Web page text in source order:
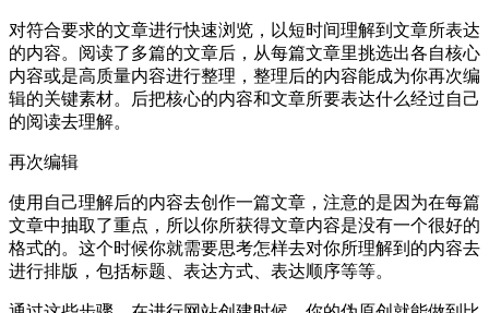
对符合要求的文章进行快速浏览，以短时间理解到文章所表达
的内容。阅读了多篇的文章后，从每篇文章里挑选出各自核心
内容或是高质量内容进行整理，整理后的内容能成为你再次编
辑的关键素材。后把核心的内容和文章所要表达什么经过自己
的阅读去理解。
再次编辑
使用自己理解后的内容去创作一篇文章，注意的是因为在每篇
文章中抽取了重点，所以你所获得文章内容是没有一个很好的
格式的。这个时候你就需要思考怎样去对你所理解到的内容去
进行排版，包括标题、表达方式、表达顺序等等。